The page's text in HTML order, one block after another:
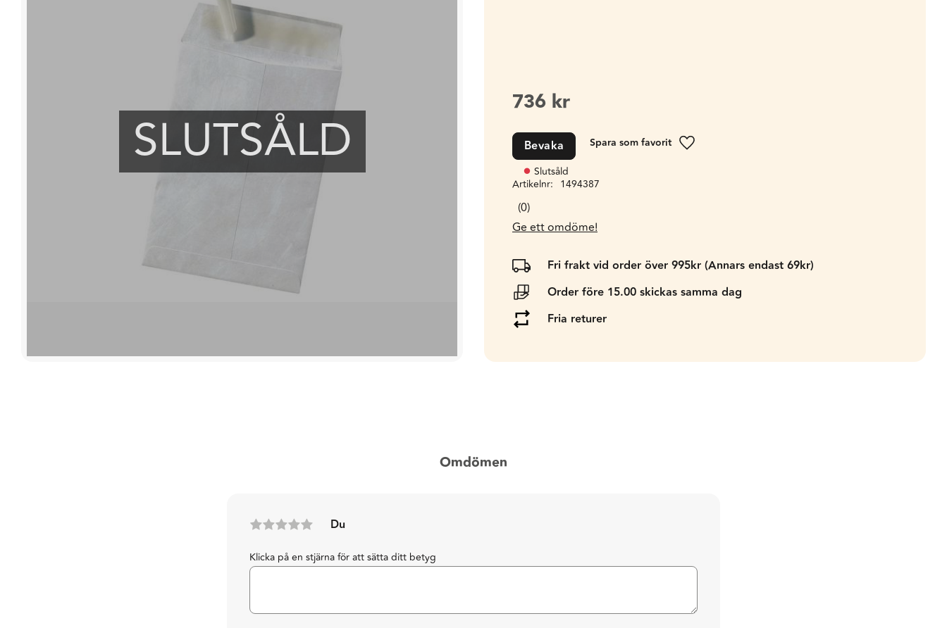
SLUTSÅLD
736 kr
Lägg till i favoriter
Bevaka
Slutsåld
Artikelnr
1494387
0
Ge ett omdöme!
Fri frakt vid order över 995kr (Annars endast 69kr)
Order före 15.00 skickas samma dag
Fria returer
Omdömen
Du
Klicka på en stjärna för att sätta ditt betyg